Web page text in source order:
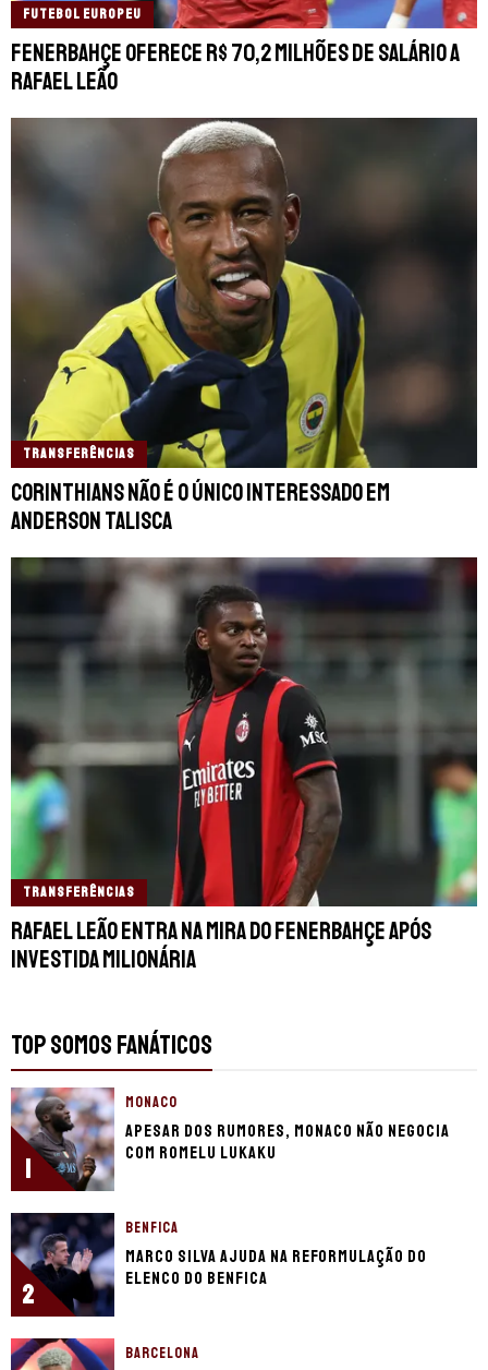
FUTEBOL EUROPEU
Fenerbahçe oferece R$ 70,2 milhões de salário a
Rafael Leão
TRANSFERÊNCIAS
Corinthians não é o único interessado em
Anderson Talisca
TRANSFERÊNCIAS
Rafael Leão entra na mira do Fenerbahçe após
investida milionária
TOP SOMOS FANÁTICOS
1
MONACO
Apesar dos rumores, Monaco não negocia
com Romelu Lukaku
2
BENFICA
Marco Silva ajuda na reformulação do
elenco do Benfica
BARCELONA